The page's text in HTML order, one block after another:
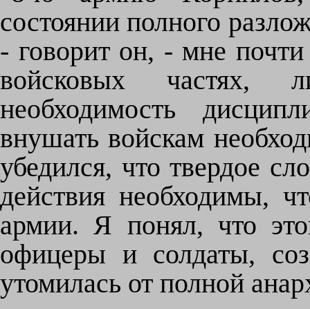
состоянии полного
- говорит он, - мне
войсковых частях,
необходимость
внушать войскам
убедился, что твердое
действия необходимы,
армии. Я понял, что
офицеры и солдаты,
утомилась от полной